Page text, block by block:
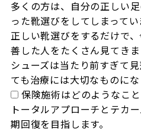
多くの方は、自分の正しい
った靴選びをしてしまってい
正しい靴選びをするだけで
善した人をたくさん見てきま
シューズは当たり前すぎて
ても治療には大切なものにな
保険施術はどのようなこ
トータルアプローチとテカ
期回復を目指します。